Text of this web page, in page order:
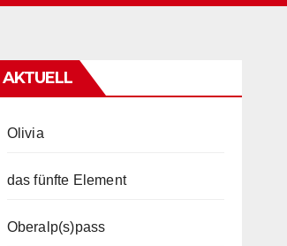
AKTUELL
Olivia
das fünfte Element
Oberalp(s)pass